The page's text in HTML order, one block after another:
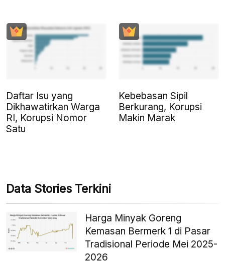
Daftar Isu yang
Dikhawatirkan Warga
RI, Korupsi Nomor
Satu
Kebebasan Sipil
Berkurang, Korupsi
Makin Marak
Data Stories Terkini
Harga Minyak Goreng
Kemasan Bermerk 1 di Pasar
Tradisional Periode Mei 2025-
2026